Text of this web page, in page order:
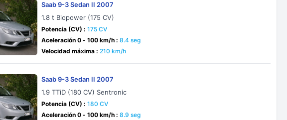
Saab 9-3 Sedan II 2007
1.8 t Biopower (175 CV)
Potencia (CV) : 175 CV
Aceleración 0 - 100 km/h : 8.4 seg
Velocidad máxima : 210 km/h
Saab 9-3 Sedan II 2007
1.9 TTiD (180 CV) Sentronic
Potencia (CV) : 180 CV
Aceleración 0 - 100 km/h : 8.9 seg